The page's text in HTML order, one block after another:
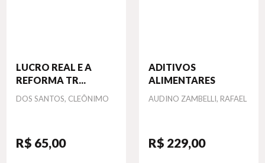
LUCRO REAL E A
REFORMA TR...
Autor
DOS SANTOS, CLEÔNIMO
R$ 65,00
ADITIVOS
ALIMENTARES
Autor
AUDINO ZAMBELLI, RAFAEL
R$ 229,00